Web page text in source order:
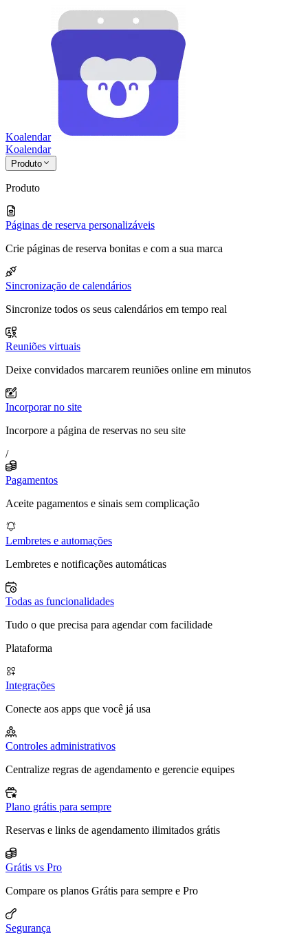
Koalendar
Koalendar
Produto
Produto
Páginas de reserva personalizáveis
Crie páginas de reserva bonitas e com a sua marca
Sincronização de calendários
Sincronize todos os seus calendários em tempo real
Reuniões virtuais
Deixe convidados marcarem reuniões online em minutos
Incorporar no site
Incorpore a página de reservas no seu site
/
Pagamentos
Aceite pagamentos e sinais sem complicação
Lembretes e automações
Lembretes e notificações automáticas
Todas as funcionalidades
Tudo o que precisa para agendar com facilidade
Plataforma
Integrações
Conecte aos apps que você já usa
Controles administrativos
Centralize regras de agendamento e gerencie equipes
Plano grátis para sempre
Reservas e links de agendamento ilimitados grátis
Grátis vs Pro
Compare os planos Grátis para sempre e Pro
Segurança